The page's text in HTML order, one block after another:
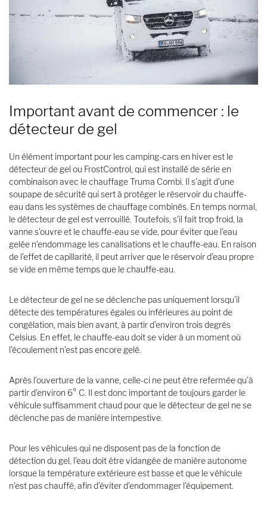
Important avant de commencer : le
détecteur de gel
Un élément important pour les camping-cars en hiver est le
détecteur de gel ou FrostControl, qui est installé de série en
combinaison avec le chauffage Truma Combi. Il s’agit d’une
soupape de sécurité qui sert à protéger le réservoir du chauffe-
eau dans les systèmes de chauffage combinés. En temps normal,
le détecteur de gel est verrouillé. Toutefois, s’il fait trop froid, la
vanne s’ouvre et le chauffe-eau se vide, pour éviter que l’eau
gelée n’endommage les canalisations et le chauffe-eau. En raison
de l’effet de capillarité, il peut arriver que le réservoir d’eau propre
se vide en même temps que le chauffe-eau.
Le détecteur de gel ne se déclenche pas uniquement lorsqu’il
détecte des températures égales ou inférieures au point de
congélation, mais bien avant, à partir d’environ trois degrés
Celsius. En effet, le chauffe-eau doit se vider à un moment où
l’écoulement n’est pas encore gelé.
Après l’ouverture de la vanne, celle-ci ne peut être refermée qu’à
partir d’environ 6° C. Il est donc important de toujours garder le
véhicule suffisamment chaud pour que le détecteur de gel ne se
déclenche pas de manière intempestive.
Pour les véhicules qui ne disposent pas de la fonction de
détection du gel, l’eau doit être vidangée de manière autonome
lorsque la température extérieure est basse et que le véhicule
n’est pas chauffé, afin d’éviter d’endommager l’équipement.